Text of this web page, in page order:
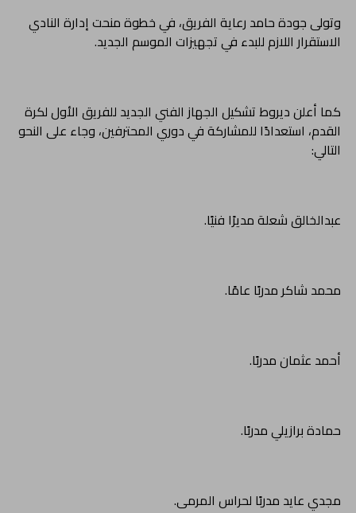
وتولى جودة حامد رعاية الفريق، في خطوة منحت إدارة النادي
الاستقرار اللازم للبدء في تجهيزات الموسم الجديد.
كما أعلن ديروط تشكيل الجهاز الفني الجديد للفريق الأول لكرة
القدم، استعدادًا للمشاركة في دوري المحترفين، وجاء على النحو
التالي:
عبدالخالق شعلة مديرًا فنيًا.
محمد شاكر مدربًا عامًا.
أحمد عثمان مدربًا.
حمادة برازيلي مدربًا.
مجدي عايد مدربًا لحراس المرمى.